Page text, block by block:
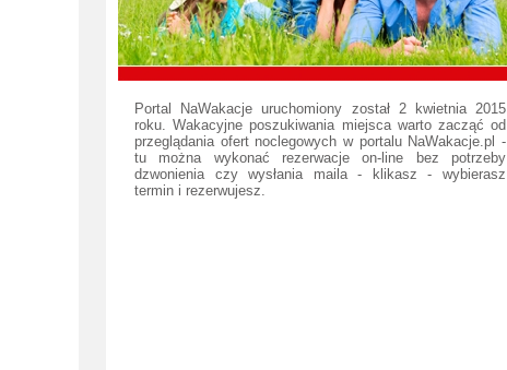
Portal NaWakacje uruchomiony został 2 kwietnia 2015
roku. Wakacyjne poszukiwania miejsca warto zacząć od
przeglądania ofert noclegowych w portalu NaWakacje.pl -
tu można wykonać rezerwacje on-line bez potrzeby
dzwonienia czy wysłania maila - klikasz - wybierasz
termin i rezerwujesz.